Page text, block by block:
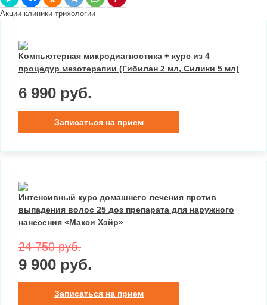
Акции клиники трихологии
Компьютерная микродиагностика + курс из 4
процедур мезотерапии (Гибилан 2 мл, Силики 5 мл)
6 990 руб.
Записаться на прием
Интенсивный курс домашнего лечения против
выпадения волос 25 доз препарата для наружного
нанесения «Макси Хэйр»
24 750 руб.
9 900 руб.
Записаться на прием